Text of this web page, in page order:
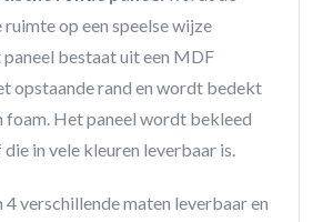
op een speelse wijze
bestaat uit een MDF
opstaande rand en wordt bedekt
foam. Het paneel wordt bekleed
in vele kleuren leverbaar is.
4 verschillende maten leverbaar en